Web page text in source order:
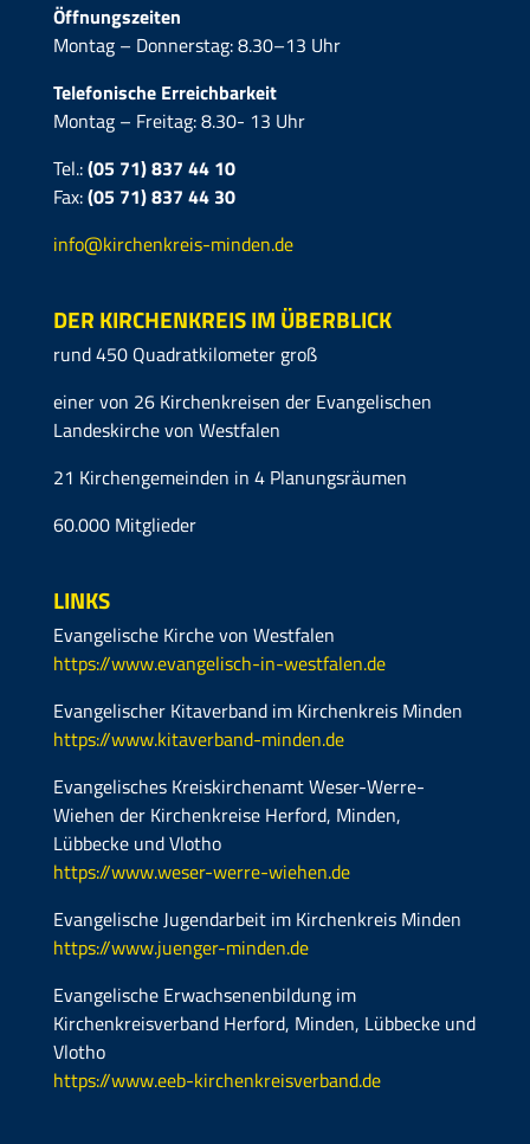
Öffnungszeiten
Montag – Donnerstag: 8.30–13 Uhr
Telefonische Erreichbarkeit
Montag – Freitag: 8.30- 13 Uhr
Tel.:(05 71) 837 44 10
Fax:(05 71)837 44 30
info@kirchenkreis-minden.de
DER KIRCHENKREIS IM ÜBERBLICK
rund 450 Quadratkilometer groß
einer von 26 Kirchenkreisen der Evangelischen
Landeskirche von Westfalen
21 Kirchengemeinden in 4 Planungsräumen
60.000 Mitglieder
LINKS
Evangelische Kirche von Westfalen
https://www.evangelisch-in-westfalen.de
Evangelischer Kitaverband im Kirchenkreis Minden
https://www.kitaverband-minden.de
Evangelisches Kreiskirchenamt Weser-Werre-
Wiehen der Kirchenkreise Herford, Minden,
Lübbecke und Vlotho
https://www.weser-werre-wiehen.de
Evangelische Jugendarbeit im Kirchenkreis Minden
https://www.juenger-minden.de
Evangelische Erwachsenenbildung im
Kirchenkreisverband Herford, Minden, Lübbecke und
Vlotho
https://www.eeb-kirchenkreisverband.de